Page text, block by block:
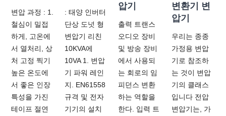
변압 과정 : 1.
철심이 밀접
하게, 고온에
서 열처리, 상
처 고정 찍기
높은 온도에
서 좋은 인장
특성을 가진
테이프 절연
: 태양 인버터
단상 도넛 형
변압기 리친
10KVA에
10VA 1. 변압
기 파워 레인
지. EN61558
규격 및 전자
기기의 설치
압기
출력 트랜스
오디오 장비
및 방송 장비
에서 사용되
는 회로의 임
피던스 변환
하는 역할을
한다. 입력 트
변환기 변
압기
우리는 종종
가정용 변압
기로 참조하
는 것이 변압
기의 클래스
입니다 전압
변압기는, 가